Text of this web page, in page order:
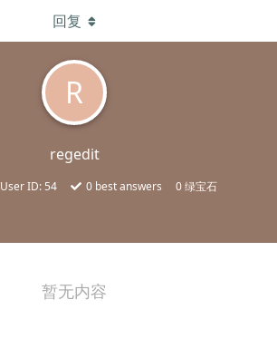
R
regedit
User ID: 54 0best answers 0 绿宝石
回复
暂无内容